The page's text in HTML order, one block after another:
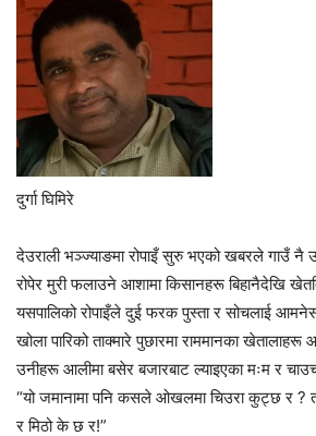
दुर्गा घिमिरे
देउराली भञ्ज्याङमा रोपाइँ सुरु भएको खबरले गाउँ नै
रोपेर मुरी फलाउने आशामा किसानहरू बिहानैदेखि
यसपालिको रोपाइँले दुई फरक पुस्ता र सोचलाई
खोला पारिको ताक्मारे पुछारमा राममानका
उनीहरू आलीमा बसेर बजारबाट ल्याइएका मःम र
“यो जमानामा पनि कसले ओखलमा चिउरा कुट्छ र ?
र मिठो के छ र!”